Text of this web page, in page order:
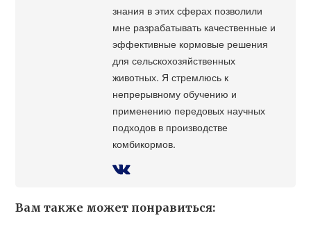
знания в этих сферах позволили
мне разрабатывать качественные и
эффективные кормовые решения
для сельскохозяйственных
животных. Я стремлюсь к
непрерывному обучению и
применению передовых научных
подходов в производстве
комбикормов.
Вам также может понравиться: